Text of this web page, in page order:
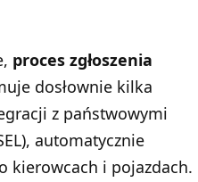
proces zgłoszenia
dosłownie kilka
z państwowymi
automatycznie
kierowcach i pojazdach.